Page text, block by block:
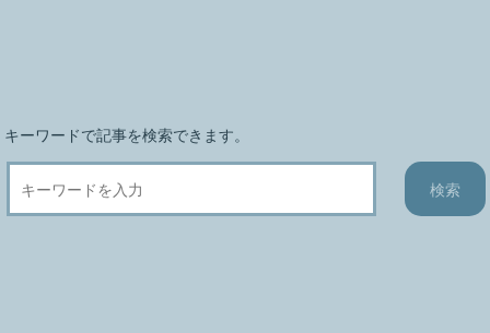
キーワードで記事を検索できます。